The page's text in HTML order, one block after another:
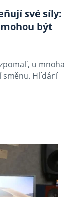
své síly:
být
u mnoha
směnu. Hlídání